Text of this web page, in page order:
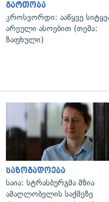
გართობა
კროსვორდი: ააწყვე
არეული ასოებით (თემა:
ზაფხული)
საზოგადოება
საია: სტრასბურგმა მზია
ამაღლობელის საქმეზე